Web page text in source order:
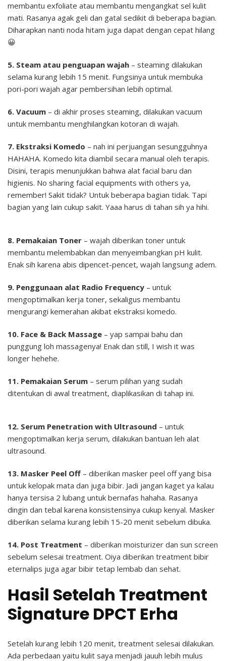
membantu exfoliate atau membantu mengangkat sel kulit
mati. Rasanya agak geli dan gatal sedikit di beberapa bagian.
Diharapkan nanti noda hitam juga dapat dengan cepat hilang
😀
5. Steam atau penguapan wajah – steaming dilakukan
selama kurang lebih 15 menit. Fungsinya untuk membuka
pori-pori wajah agar pembersihan lebih optimal.
6. Vacuum – di akhir proses steaming, dilakukan vacuum
untuk membantu menghilangkan kotoran di wajah.
7. Ekstraksi Komedo – nah ini perjuangan sesungguhnya
HAHAHA. Komedo kita diambil secara manual oleh terapis.
Disini, terapis menunjukkan bahwa alat facial baru dan
higienis. No sharing facial equipments with others ya,
remember! Sakit tidak? Untuk beberapa bagian tidak. Tapi
bagian yang lain cukup sakit. Yaaa harus di tahan sih ya hihi.
8. Pemakaian Toner – wajah diberikan toner untuk
membantu melembabkan dan menyeimbangkan pH kulit.
Enak sih karena abis dipencet-pencet, wajah langsung adem.
9. Penggunaan alat Radio Frequency – untuk
mengoptimalkan kerja toner, sekaligus membantu
mengurangi kemerahan akibat ekstraksi komedo.
10. Face & Back Massage – yap sampai bahu dan
punggung loh massagenya! Enak dan still, I wish it was
longer hehehe.
11. Pemakaian Serum – serum pilihan yang sudah
ditentukan di awal treatment, diaplikasikan di tahap ini.
12. Serum Penetration with Ultrasound – untuk
mengoptimalkan kerja serum, dilakukan bantuan leh alat
ultrasound.
13. Masker Peel Off – diberikan masker peel off yang bisa
untuk kelopak mata dan juga bibir. Jadi jangan kaget ya kalau
hanya tersisa 2 lubang untuk bernafas hahaha. Rasanya
dingin dan tebal karena konsistensinya cukup kenyal. Masker
diberikan selama kurang lebih 15-20 menit sebelum dibuka.
14. Post Treatment – diberikan moisturizer dan sun screen
sebelum selesai treatment. Oiya diberikan treatment bibir
eternalips juga agar bibir tetap lembab dan sehat.
Hasil Setelah Treatment
Signature DPCT Erha
Setelah kurang lebih 120 menit, treatment selesai dilakukan.
Ada perbedaan yaitu kulit saya menjadi jauuh lebih mulus